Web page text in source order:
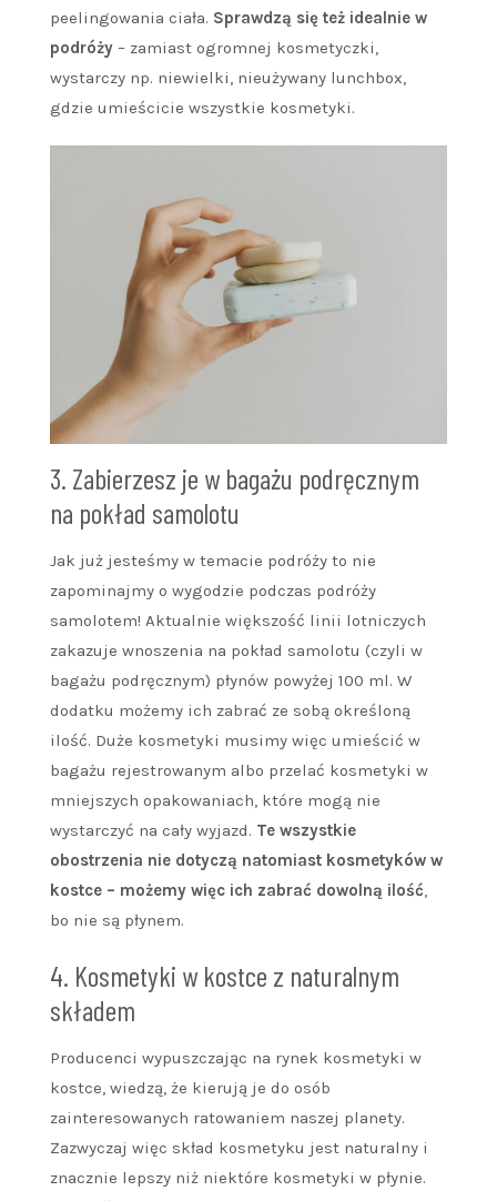
peelingowania ciała. Sprawdzą się też idealnie w
podróży – zamiast ogromnej kosmetyczki,
wystarczy np. niewielki, nieużywany lunchbox,
gdzie umieścicie wszystkie kosmetyki.
3. Zabierzesz je w bagażu podręcznym
na pokład samolotu
Jak już jesteśmy w temacie podróży to nie
zapominajmy o wygodzie podczas podróży
samolotem! Aktualnie większość linii lotniczych
zakazuje wnoszenia na pokład samolotu (czyli w
bagażu podręcznym) płynów powyżej 100 ml. W
dodatku możemy ich zabrać ze sobą określoną
ilość. Duże kosmetyki musimy więc umieścić w
bagażu rejestrowanym albo przelać kosmetyki w
mniejszych opakowaniach, które mogą nie
wystarczyć na cały wyjazd. Te wszystkie
obostrzenia nie dotyczą natomiast kosmetyków w
kostce – możemy więc ich zabrać dowolną ilość,
bo nie są płynem.
4. Kosmetyki w kostce z naturalnym
składem
Producenci wypuszczając na rynek kosmetyki w
kostce, wiedzą, że kierują je do osób
zainteresowanych ratowaniem naszej planety.
Zazwyczaj więc skład kosmetyku jest naturalny i
znacznie lepszy niż niektóre kosmetyki w płynie.